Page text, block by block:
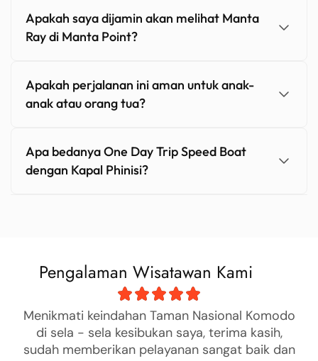
Apakah saya dijamin akan melihat Manta
Ray di Manta Point?
Apakah perjalanan ini aman untuk anak-
anak atau orang tua?
Apa bedanya One Day Trip Speed Boat
dengan Kapal Phinisi?
Pengalaman Wisatawan Kami
Menikmati keindahan Taman Nasional Komodo
di sela - sela kesibukan saya, terima kasih,
sudah memberikan pelayanan sangat baik dan